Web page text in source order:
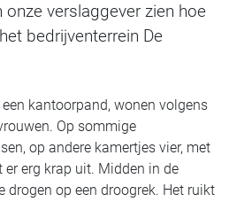
verslaggever zien hoe
bedrijventerrein De
kantoorpand, wonen volgens
Op sommige
op andere kamertjes vier, met
er erg krap uit. Midden in de
drogen op een droogrek. Het ruikt